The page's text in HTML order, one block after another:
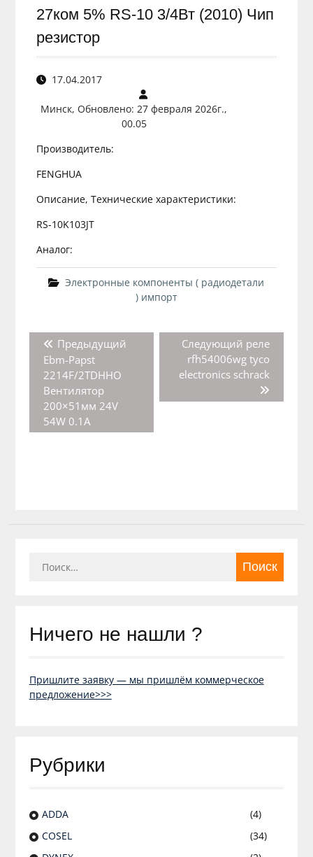
27ком 5% RS-10 3/4Вт (2010) Чип
резистор
17.04.2017
Минск, Обновлено: 27 февраля 2026г.,
00.05
Производитель:
FENGHUA
Описание, Технические характеристики:
RS-10K103JT
Аналог:
Электронные компоненты ( радиодетали
) импорт
записям
Предыдущий Предыдущая
Ebm-Papst
2214F/2TDHHO
Вентилятор
200×51мм 24V
54W 0.1A
Следующий Следующая
запись:
реле
rfh54006wg tyco
electronics schrack
Ничего не нашли ?
Пришлите заявку — мы пришлём коммерческое
предложение>>>
Рубрики
ADDA
(4)
COSEL
(34)